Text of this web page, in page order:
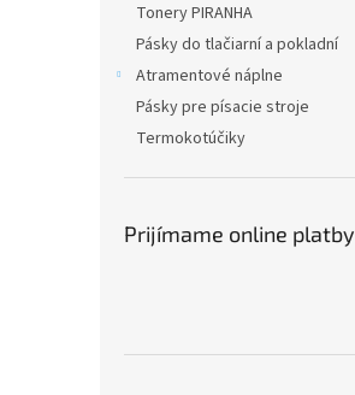
Tonery PIRANHA
Pásky do tlačiarní a pokladní
Atramentové náplne
Pásky pre písacie stroje
Termokotúčiky
Prijímame online platby